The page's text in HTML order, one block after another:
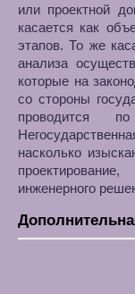
или проектной
касается как
этапов. То же
анализа
которые на
со стороны
проводится
насколько
инженерного